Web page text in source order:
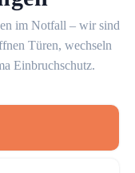
im Notfall – wir sind
Türen, wechseln
Einbruchschutz.